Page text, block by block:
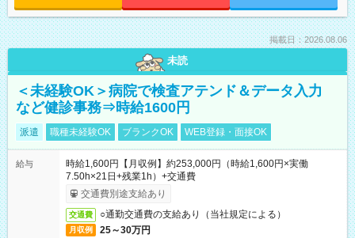
掲載日：2026.08.06
未読
＜未経験OK＞病院で検査アテンド＆データ入力
など健診事務⇒時給1600円
派遣 職種未経験OK ブランクOK WEB登録・面接OK
給与
時給1,600円【月収例】約253,000円（時給1,600円×実働
7.50h×21日+残業1h）+交通費
交通費別途支給あり
交通費 ○通勤交通費の支給あり（当社規定による）
月収例 25～30万円